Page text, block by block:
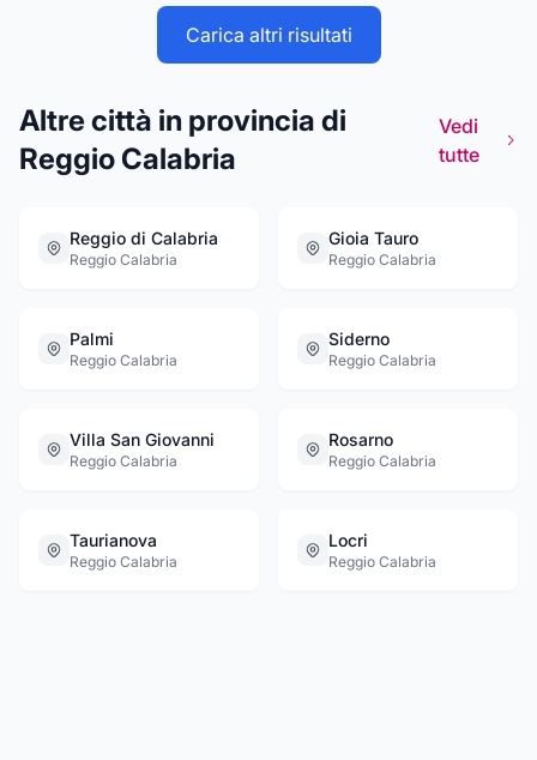
la produzione personalizzata di protesi oculari
e lenti prostetiche. L'azienda è registrata al
Ministero della Salute come fabbricante di
oculari e Ottico n. reg. ITCA01032881
Certificata dal sistema di qualità UNI EN
9001:2008/UNI EN 13485:2012.
Carica altri risultati
Altre città in provincia di
Reggio Calabria
Vedi
tutte
Reggio di Calabria
Reggio Calabria
Gioia Tauro
Reggio Calabria
Palmi
Reggio Calabria
Siderno
Reggio Calabria
Villa San Giovanni
Reggio Calabria
Rosarno
Reggio Calabria
Taurianova
Reggio Calabria
Locri
Reggio Calabria